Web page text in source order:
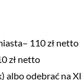
110 zł netto
zł netto
albo odebrać na